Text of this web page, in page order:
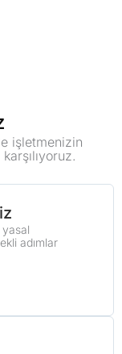
işletmenizin
adımlar